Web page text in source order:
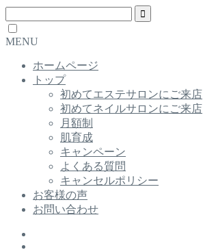
MENU
ホームページ
トップ
初めてエステサロンにご来店
初めてネイルサロンにご来店
月額制
肌育成
キャンペーン
よくある質問
キャンセルポリシー
お客様の声
お問い合わせ